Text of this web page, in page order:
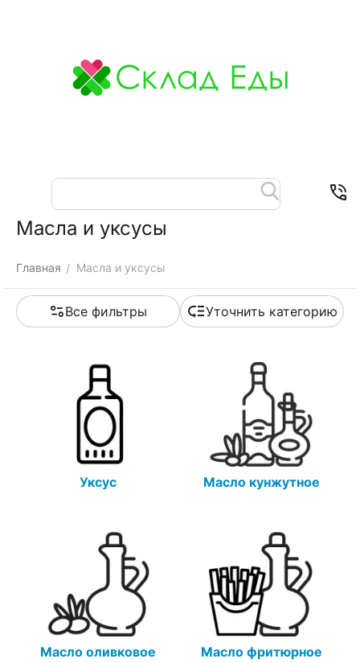
Масла и уксусы
Главная / Масла и уксусы
Все фильтры Уточнить категорию
Уксус Масло кунжутное
Масло оливковое Масло фритюрное